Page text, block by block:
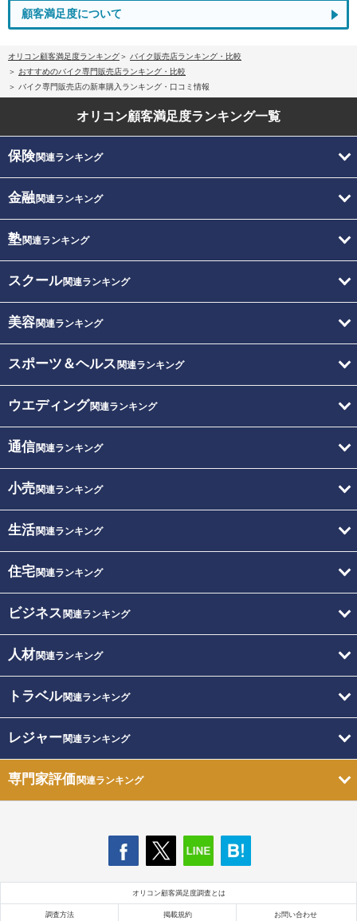
顧客満足度について
オリコン顧客満足度ランキング
バイク販売店ランキング・比較
おすすめのバイク専門販売店ランキング・比較
バイク専門販売店の新車購入ランキング・口コミ情報
オリコン顧客満足度ランキング一覧
保険関連ランキング
金融関連ランキング
塾関連ランキング
スクール関連ランキング
美容関連ランキング
スポーツ＆ヘルス 関連ランキング
ウエディング関連ランキング
通信関連ランキング
小売関連ランキング
生活関連ランキング
住宅関連ランキング
ビジネス 関連ランキング
人材関連ランキング
トラベル関連ランキング
レジャー関連ランキング
専門家評価関連ランキング
オリコン顧客満足度調査とは
調査方法 掲載規約 お問い合わせ